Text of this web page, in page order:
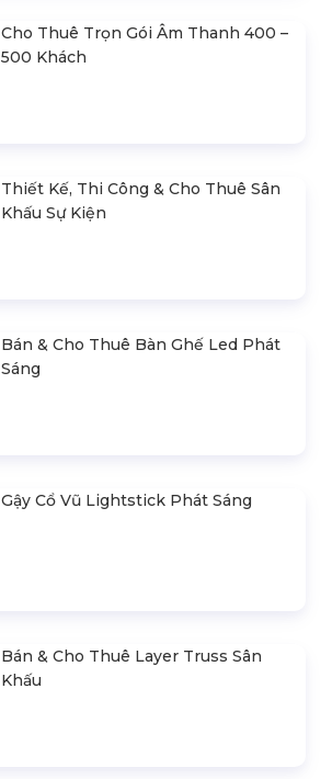
Cho Thuê Trọn Gói Âm Thanh 400 –
500 Khách
Thiết Kế, Thi Công & Cho Thuê Sân
Khấu Sự Kiện
Bán & Cho Thuê Bàn Ghế Led Phát
Sáng
Gậy Cổ Vũ Lightstick Phát Sáng
Bán & Cho Thuê Layer Truss Sân
Khấu